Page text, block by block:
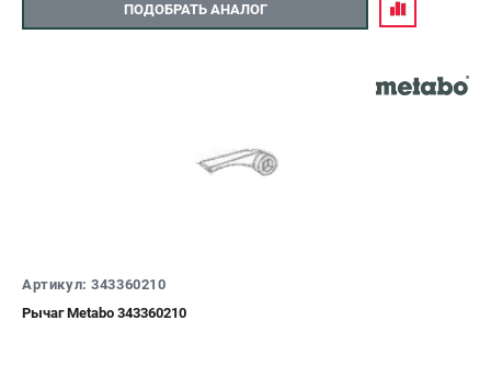
ПОДОБРАТЬ АНАЛОГ
Артикул: 343360210
Рычаг Metabo 343360210